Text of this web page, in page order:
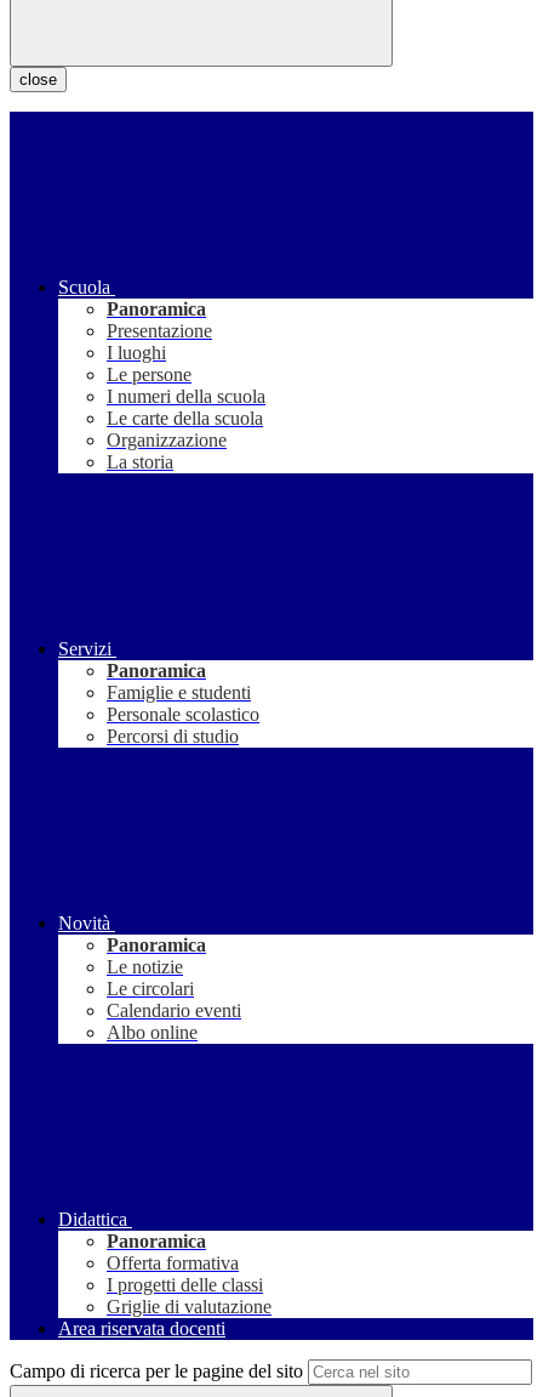
close
Scuola
Panoramica
Presentazione
I luoghi
Le persone
I numeri della scuola
Le carte della scuola
Organizzazione
La storia
Servizi
Panoramica
Famiglie e studenti
Personale scolastico
Percorsi di studio
Novità
Panoramica
Le notizie
Le circolari
Calendario eventi
Albo online
Didattica
Panoramica
Offerta formativa
I progetti delle classi
Griglie di valutazione
Area riservata docenti
Campo di ricerca per le pagine del sito